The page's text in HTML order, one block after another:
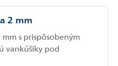
2 mm
s prispôsobeným
vankúšiky pod